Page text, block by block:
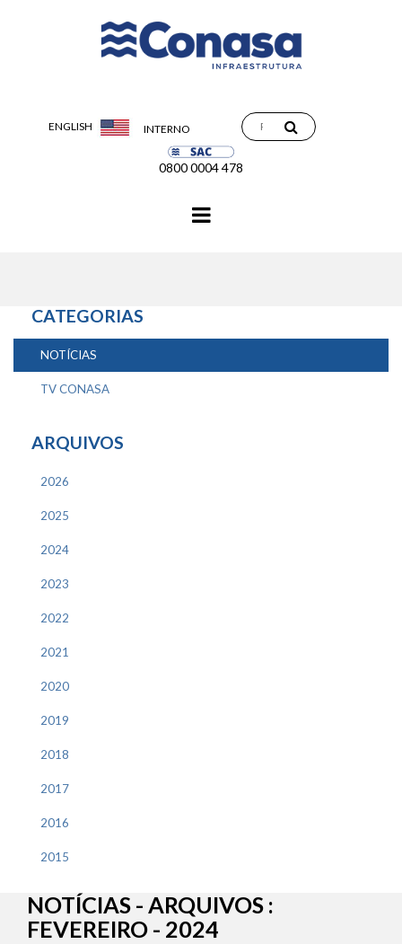
ENGLISH INTERNO
0800 0004 478
CATEGORIAS
NOTÍCIAS
TV CONASA
ARQUIVOS
2026
2025
2024
2023
2022
2021
2020
2019
2018
2017
2016
2015
NOTÍCIAS - ARQUIVOS :
FEVEREIRO - 2024